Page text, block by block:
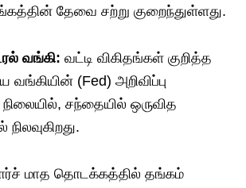
தேவை சற்று குறைந்துள்ளது.
வங்கி: வட்டி விகிதங்கள் குறித்த
வங்கியின் (Fed) அறிவிப்பு
சந்தையில் ஒருவித
நிலவுகிறது.
மாத தொடக்கத்தில் தங்கம்